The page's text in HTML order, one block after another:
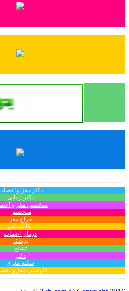
دکتر مغز و
دکتر زیبایی
متخصص مغز و
متخصص
جراح مغز
روانشناس
درمان اعصاب
پزشک
تشنج
دکتر
سکته مغزی
فلوشیپ مغز و